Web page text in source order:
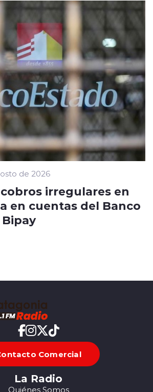
de 2026
irregulares en
en cuentas del Banco
Comercial
La Radio
Quiénes Somos